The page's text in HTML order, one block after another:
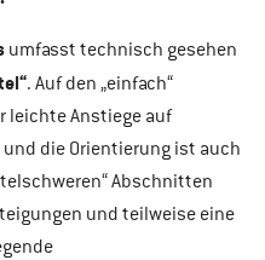
umfasst technisch gesehen
. Auf den „einfach“
leichte Anstiege auf
die Orientierung ist auch
Abschnitten
und teilweise eine